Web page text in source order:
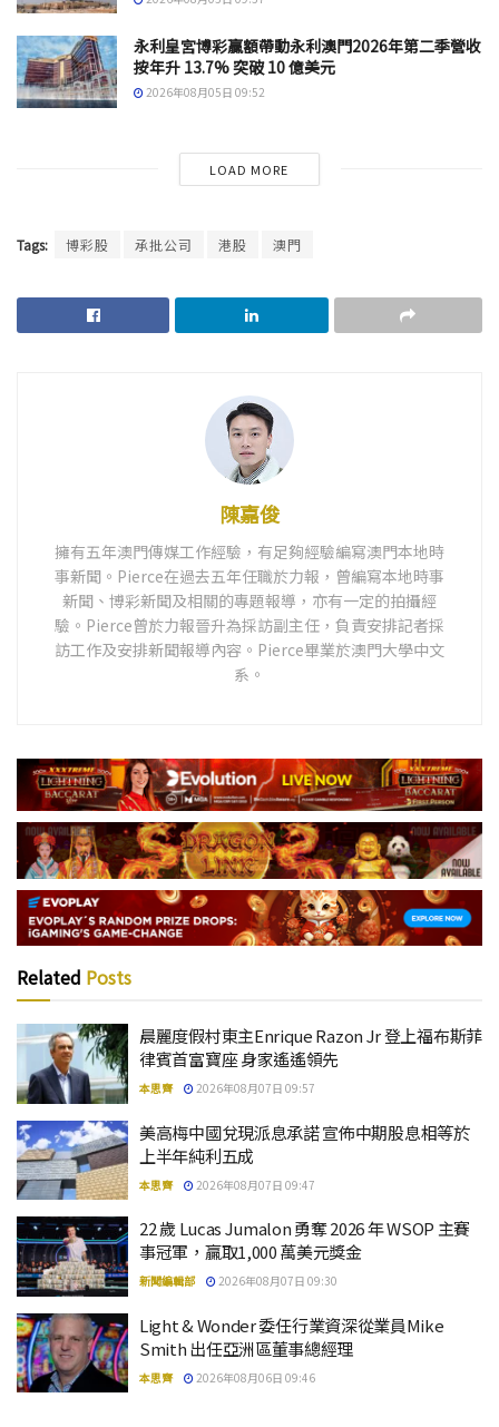
永利皇宮博彩贏額帶動永利澳門2026年第二季營收
按年升 13.7% 突破 10 億美元
2026年08月05日 09:52
LOAD MORE
Tags: 博彩股 承批公司 港股 澳門
陳嘉俊
擁有五年澳門傳媒工作經驗，有足夠經驗編寫澳門本地時
事新聞。Pierce在過去五年任職於力報，曾編寫本地時事
新聞、博彩新聞及相關的專題報導，亦有一定的拍攝經
驗。Pierce曾於力報晉升為採訪副主任，負責安排記者採
訪工作及安排新聞報導內容。Pierce畢業於澳門大學中文
系。
Related Posts
晨麗度假村東主Enrique Razon Jr 登上福布斯菲
律賓首富寶座 身家遙遙領先
本思齊 2026年08月07日 09:57
美高梅中國兌現派息承諾 宣佈中期股息相等於
上半年純利五成
本思齊 2026年08月07日 09:47
22 歲 Lucas Jumalon 勇奪 2026 年 WSOP 主賽
事冠軍，贏取1,000 萬美元獎金
新聞編輯部 2026年08月07日 09:30
Light & Wonder 委任行業資深從業員Mike
Smith 出任亞洲區董事總經理
本思齊 2026年08月06日 09:46